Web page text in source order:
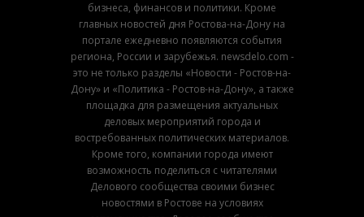
бизнеса, финансов и политики. Кроме
главных новостей дня Ростова-на-Дону на
портале ежедневно появляются события
региона, России и зарубежья. newsdelo.com -
это не только разделы «Новости - Ростов-на-
Дону» и «Политика - Ростов-на-Дону», а также
площадка для размещения актуальных
деловых мероприятий города и
востребованных политических материалов.
Кроме того, компании города имеют
возможность поделиться с читателями
Делового сообщества своими бизнес
новостями в Ростове на условиях